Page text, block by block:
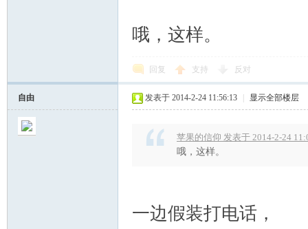
哦，这样。
回复 支持 反对
自由 发表于 2014-2-24 11:56:13 显示全部楼层
苹果的信仰 发表于 2014-2-24
哦，这样。
一边假装打电话，